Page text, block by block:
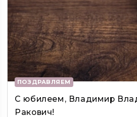
ПОЗДРАВЛЯЕМ
С юбилеем, Владимир
Ракович!